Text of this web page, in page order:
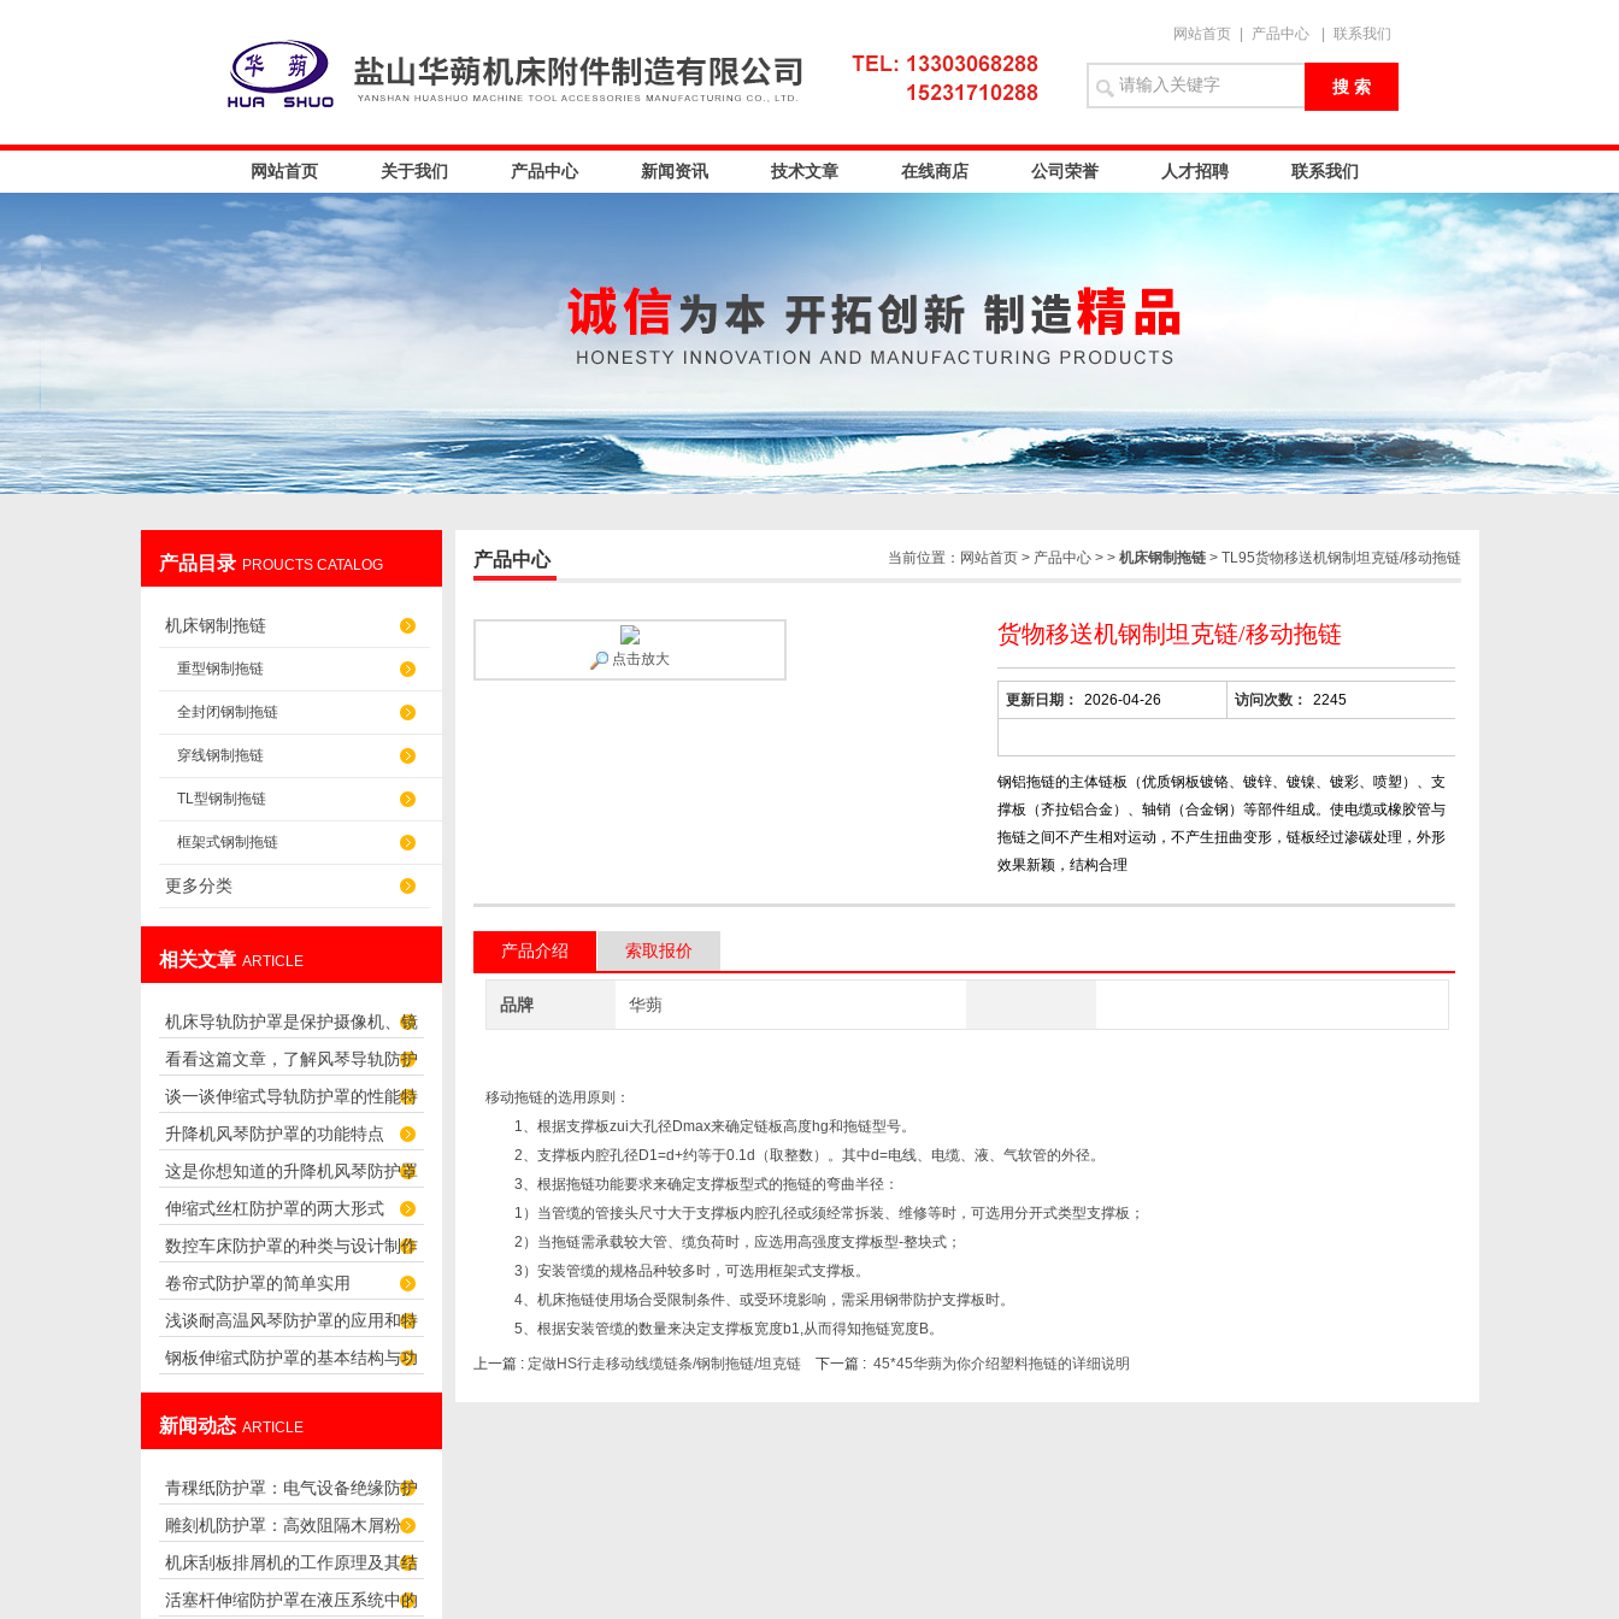
网站首页 产品中心 联系我们
网站首页 关于我们 产品中心 新闻资讯 技术文章 在线商店 公司荣誉 人才招聘 联系我们
产品目录 PROUCTS CATALOG
机床钢制拖链
重型钢制拖链
全封闭钢制拖链
穿线钢制拖链
TL型钢制拖链
框架式钢制拖链
更多分类
相关文章 ARTICLE
机床导轨防护罩是保护摄像机、镜
头正常工作的防护罩
看看这篇文章，了解风琴导轨防护
罩的特性
谈一谈伸缩式导轨防护罩的性能特
点及其优点
升降机风琴防护罩的功能特点
这是你想知道的升降机风琴防护罩
吗？
伸缩式丝杠防护罩的两大形式
数控车床防护罩的种类与设计制作
要求
卷帘式防护罩的简单实用
浅谈耐高温风琴防护罩的应用和特
点
钢板伸缩式防护罩的基本结构与功
新闻动态 ARTICLE
青稞纸防护罩：电气设备绝缘防护
专用方案
雕刻机防护罩：高效阻隔木屑粉
尘，守护设备精度与安全
机床刮板排屑机的工作原理及其结
构分析
活塞杆伸缩防护罩在液压系统中的
当前位置： 网站首页> 产品中心> > 机床钢制拖链> TL95货物移送机钢制坦克链/移动拖链
产品中心
货物移送机钢制坦克链/移动拖链
更新日期： 2026-04-26 访问次数： 2245
钢铝拖链的主体链板（优质钢板镀铬、镀锌、镀镍、镀彩、喷塑）、支
撑板（齐拉铝合金）、轴销（合金钢）等部件组成。使电缆或橡胶管与
拖链之间不产生相对运动，不产生扭曲变形，链板经过渗碳处理，外形
效果新颖，结构合理
点击放大
产品介绍 索取报价
品牌 华蒴
移动拖链的选用原则：
1、根据支撑板zui大孔径Dmax来确定链板高度hg和拖链型号。
2、支撑板内腔孔径D1=d+约等于0.1d（取整数）。其中d=电线、电缆、液、气软管的外径。
3、根据拖链功能要求来确定支撑板型式的拖链的弯曲半径：
1）当管缆的管接头尺寸大于支撑板内腔孔径或须经常拆装、维修等时，可选用分开式类型支撑板；
2）当拖链需承载较大管、缆负荷时，应选用高强度支撑板型-整块式；
3）安装管缆的规格品种较多时，可选用框架式支撑板。
4、机床拖链使用场合受限制条件、或受环境影响，需采用钢带防护支撑板时。
5、根据安装管缆的数量来决定支撑板宽度b1,从而得知拖链宽度B。
上一篇 : 定做HS行走移动线缆链条/钢制拖链/坦克链下一篇 : 45*45华蒴为你介绍塑料拖链的详细说明